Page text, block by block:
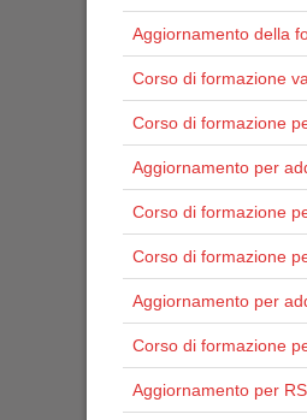
Aggiornamento della
Corso di formazione
Corso di formazione
Aggiornamento per
Corso di formazione
Corso di formazione
Aggiornamento per
Corso di formazione
Aggiornamento per